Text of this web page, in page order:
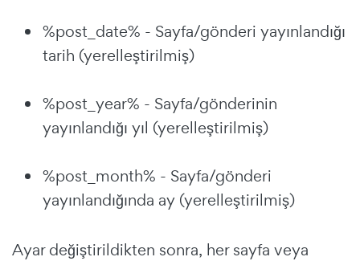
%post_date% - Sayfa/gönderi yayınlandığı
tarih (yerelleştirilmiş)
%post_year% - Sayfa/gönderinin
yayınlandığı yıl (yerelleştirilmiş)
%post_month% - Sayfa/gönderi
yayınlandığında ay (yerelleştirilmiş)
Ayar değiştirildikten sonra, her sayfa veya